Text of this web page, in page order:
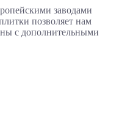
заводами
позволяет нам
с дополнительными